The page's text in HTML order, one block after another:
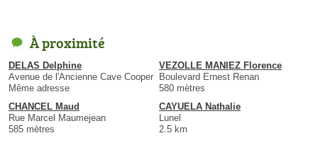
À proximité
DELAS Delphine
Avenue de l'Ancienne Cave Cooper
Même adresse
VEZOLLE MANIEZ Florence
Boulevard Ernest Renan
580 mètres
CHANCEL Maud
Rue Marcel Maumejean
585 mètres
CAYUELA Nathalie
Lunel
2.5 km